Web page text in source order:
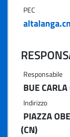
PEC
Responsabile
BUE
Indirizzo
PIAZZA
(CN)